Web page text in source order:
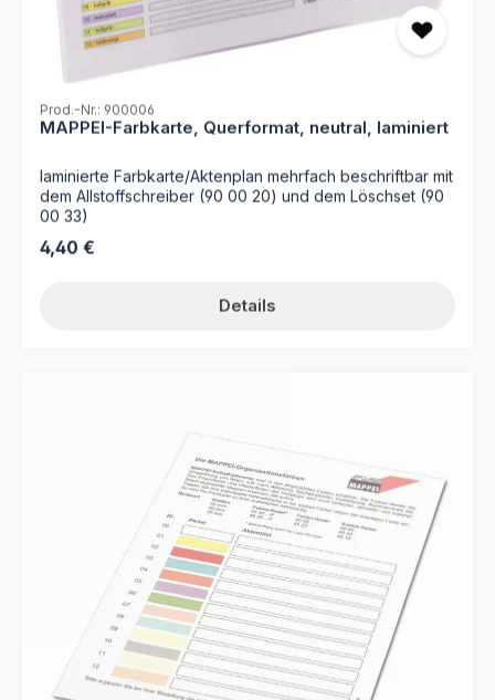
Prod.-Nr.: 900006
MAPPEI-Farbkarte, Querformat, neutral, laminiert
laminierte Farbkarte/Aktenplan mehrfach beschriftbar mit
dem Allstoffschreiber (90 00 20) und dem Löschset (90
00 33)
Regulärer Preis:
4,40 €
Details